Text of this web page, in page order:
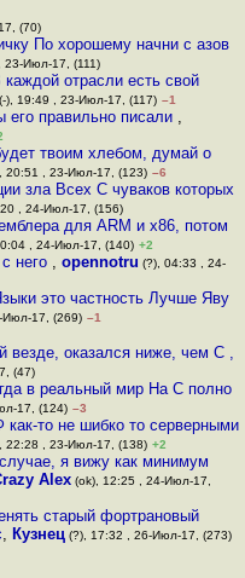
(70)
По хорошему начни с азов
Июл-17, (111)
отрасли есть свой
(-), 19:49 , 23-Июл-17, (117) –1
его правильно писали ,
твоим хлебом, думай о
20:51 , 23-Июл-17, (123) –6
зла Всех C чуваков которых
, 24-Июл-17, (156)
для ARM и x86, потом
, 24-Июл-17, (140) +2
него , opennotru (?), 04:33 , 24-
это частность Лучше Яву
17, (269) –1
везде, оказался ниже, чем C ,
(47)
в реальный мир На C полно
17, (124) –3
то не шибко то серверными
22:28 , 23-Июл-17, (138) +2
я вижу как минимум
Alex (ok), 12:25 , 24-Июл-17,
старый фортрановый
, Кузнец (?), 17:32 , 26-Июл-17, (273)